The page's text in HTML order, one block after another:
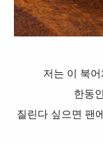
저는 이 북
한동
질린다 싶으면 팬